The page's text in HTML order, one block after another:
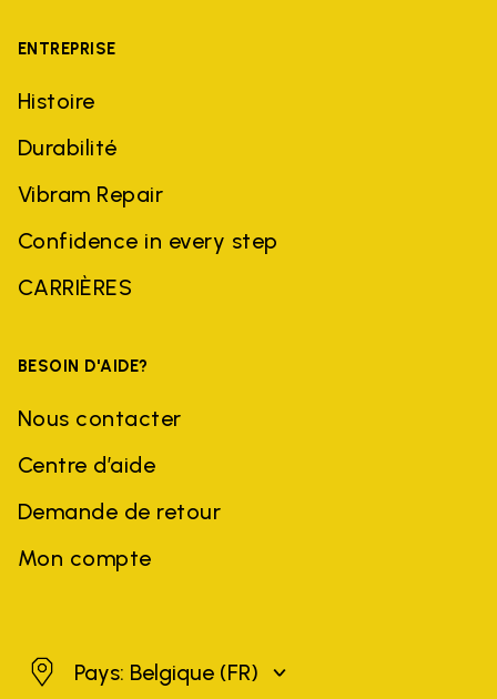
ENTREPRISE
Histoire
Durabilité
Vibram Repair
Confidence in every step
CARRIÈRES
BESOIN D'AIDE?
Nous contacter
Centre d’aide
Demande de retour
Mon compte
BelgiquePays: Belgique (FR)